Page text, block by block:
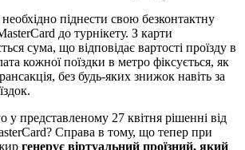
піднести свою безконтактну
до турнікету. З карти
сума, що відповідає вартості проїзду в
кожної поїздки в метро фіксується, як
без будь-яких знижок навіть за
представленому 27 квітня рішенні від
Справа в тому, що тепер при
генерує віртуальний проїзний, який